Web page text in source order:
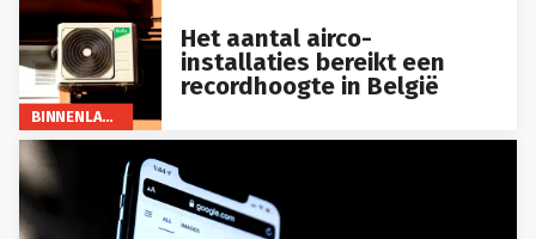
BINNENLAND
Het aantal airco-
installaties bereikt een
recordhoogte in België